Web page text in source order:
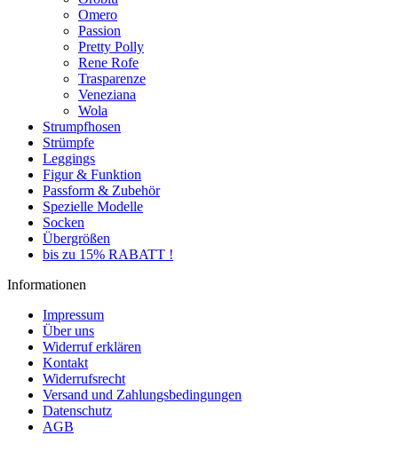
Omero
Passion
Pretty Polly
Rene Rofe
Trasparenze
Veneziana
Wola
Strumpfhosen
Strümpfe
Leggings
Figur & Funktion
Passform & Zubehör
Spezielle Modelle
Socken
Übergrößen
bis zu 15% RABATT !
Informationen
Impressum
Über uns
Widerruf erklären
Kontakt
Widerrufsrecht
Versand und Zahlungsbedingungen
Datenschutz
AGB